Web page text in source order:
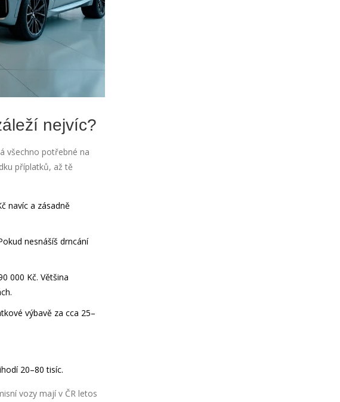
nejvíc?
všechno potřebné na
příplatků, až tě
navíc a zásadně
nesnášíš drncání
000 Kč. Většina
výbavě za cca 25–
20–80 tisíc.
vozy mají v ČR letos